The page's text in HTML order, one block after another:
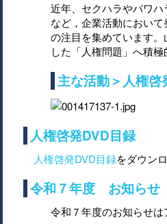
近年、セクハラやパワ
など，企業活動におい
の注目を集めています
した「人権問題」へ積極
主な活動＞人権
人権啓発DVD目録
人権啓発DVD目録をダウン
令和７年度 お知らせ
令和７年度のお知らせ